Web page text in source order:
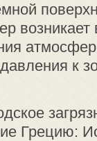
возникает
к
Грецию: